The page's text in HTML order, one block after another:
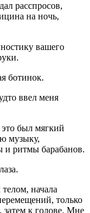
расспросов,
на ночь,
вашего
ботинок.
ввел меня
был мягкий
музыку,
и ритмы барабанов.
начала
только
затем к голове. Мне